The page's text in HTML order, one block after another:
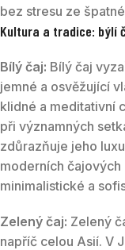
bez stresu ze
Kultura a tradice: býlí
Bílý čaj: Bílý čaj
jemné a osvěžující
klidné a meditativní
při významných
zdůrazňuje jeho
moderních
minimalistické a
Zelený čaj: Zelený
napříč celou Asií. V